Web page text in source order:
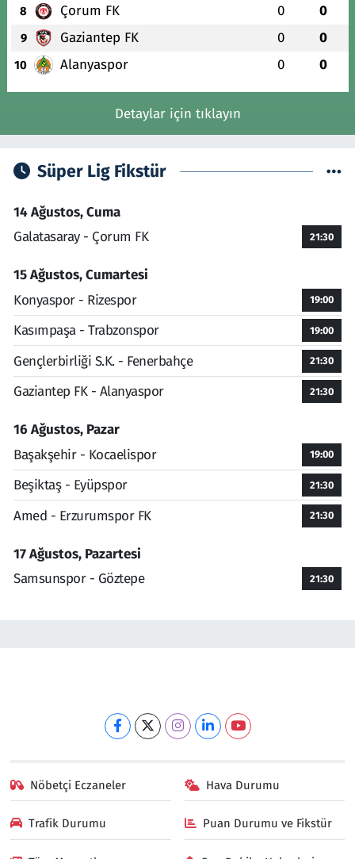
8 Çorum FK 0 0
9 Gaziantep FK 0 0
10 Alanyaspor 0 0
Detaylar için tıklayın
Süper Lig Fikstür
14 Ağustos, Cuma
Galatasaray - Çorum FK
21:30
15 Ağustos, Cumartesi
Konyaspor - Rizespor
19:00
Kasımpaşa - Trabzonspor 19:00
Gençlerbirliği S.K. - Fenerbahçe 21:30
Gaziantep FK - Alanyaspor 21:30
16 Ağustos, Pazar
Başakşehir - Kocaelispor
19:00
Beşiktaş - Eyüpspor 21:30
Amed - Erzurumspor FK 21:30
17 Ağustos, Pazartesi
Samsunspor - Göztepe
21:30
Nöbetçi Eczaneler Hava Durumu
Trafik Durumu Puan Durumu ve Fikstür